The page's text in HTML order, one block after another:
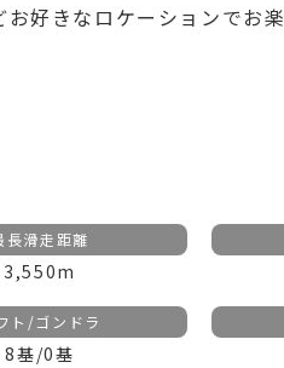
好きなロケーションでお
長滑走距離
3,550m
ト/ゴンドラ
8基/0基